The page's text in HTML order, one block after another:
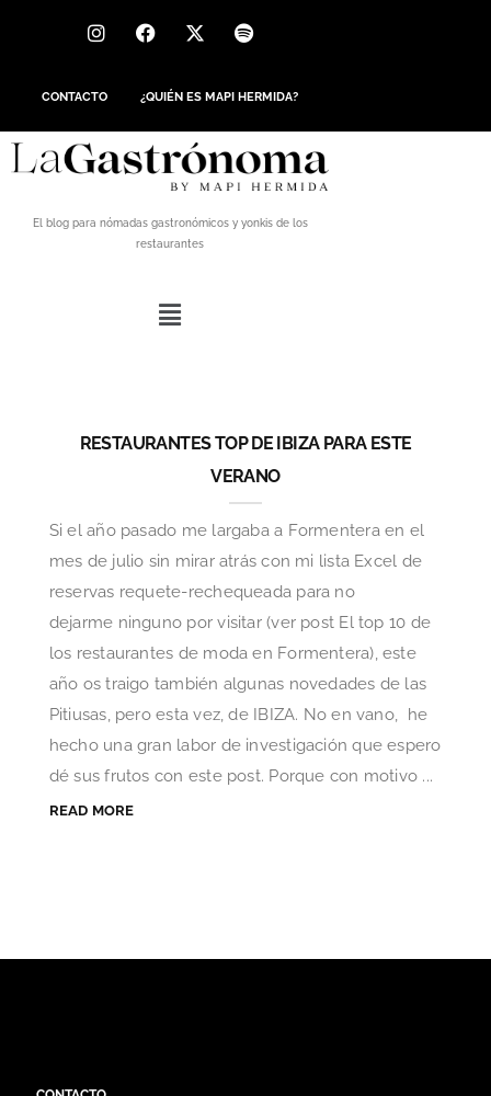
CONTACTO ¿QUIÉN ES MAPI HERMIDA?
El blog para nómadas gastronómicos y yonkis de los
restaurantes
RESTAURANTES TOP DE IBIZA PARA ESTE
VERANO
Si el año pasado me largaba a Formentera en el
mes de julio sin mirar atrás con mi lista Excel de
reservas requete-rechequeada para no
dejarme ninguno por visitar (ver post El top 10 de
los restaurantes de moda en Formentera), este
año os traigo también algunas novedades de las
Pitiusas, pero esta vez, de IBIZA. No en vano, he
hecho una gran labor de investigación que espero
dé sus frutos con este post. Porque con motivo ...
READ MORE